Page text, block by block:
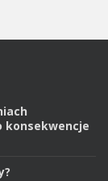
konsekwencje